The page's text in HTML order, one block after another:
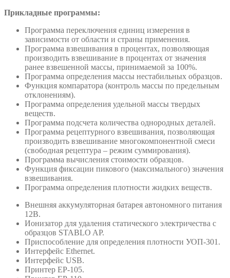
Прикладные программы:
Программа переключения единиц измерения в
зависимости от области и страны применения.
Программа взвешивания в процентах, позволяющая
производить взвешивание в процентах от значения
ранее взвешенной массы, принимаемой за 100%.
Программа определения массы нестабильных образцов.
Функция компаратора (контроль массы по предельным
отклонениям).
Программа определения удельной массы твердых
веществ.
Программа подсчета количества однородных деталей.
Программа рецептурного взвешивания, позволяющая
производить взвешивание многокомпонентной смеси
(свободная рецептура – режим суммирования).
Программа вычисления стоимости образцов.
Функция фиксации пикового (максимального) значения
взвешивания.
Программа определения плотности жидких веществ.
Внешняя аккумуляторная батарея автономного питания
12В.
Ионизатор для удаления статического электричества с
образцов STABLO AP.
Приспособление для определения плотности УОП-301.
Интерфейс Ethernet.
Интерфейс USB.
Принтер ЕР-105.